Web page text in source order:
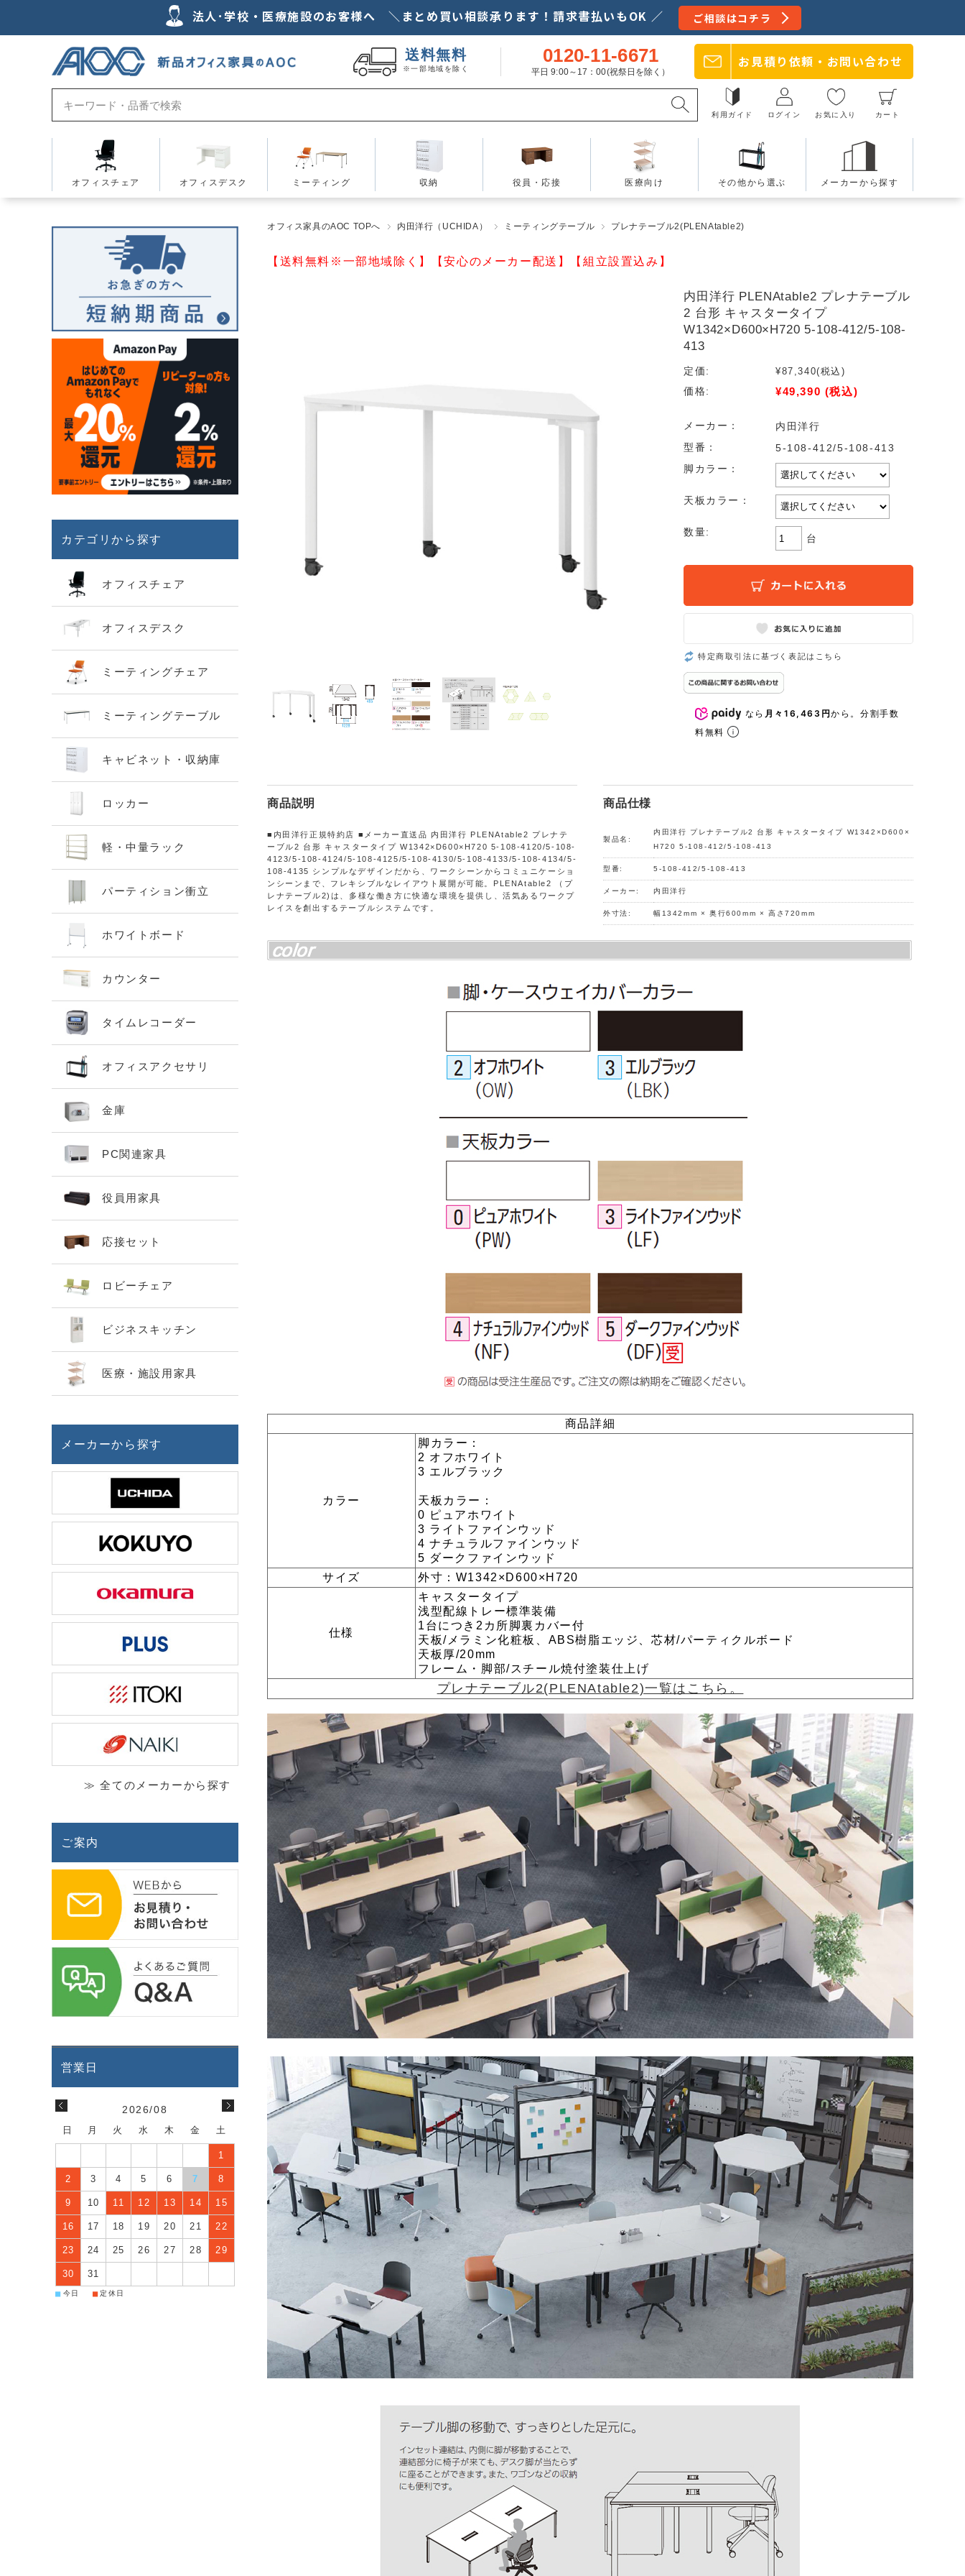
法人･学校・医療施設のお客様へ ＼まとめ買い相談承ります！請求書払いもOK ／ ご相談はコチラ
送料無料
※一部地域を除く
0120-11-6671
平日 9:00～17：00(祝祭日を除く）
お見積り依頼・ お問い合わせ
利用ガイド ログイン お気に入り カート
オフィスチェア オフィスデスク ミーティング 収納 役員・応接 医療向け その他から選ぶ メーカーから探す
オフィス家具のAOC TOPへ 内田洋行（UCHIDA） ミーティングテーブル プレナテーブル2(PLENAtable2)
【送料無料※一部地域除く】【安心のメーカー配送】【組立設置込み】
内田洋行 PLENAtable2 プレナテーブル
2 台形 キャスタータイプ
W1342×D600×H720 5-108-412/5-108-
413
定価: ¥87,340(税込)
価格:
¥49,390 (税込)
メーカー：
内田洋行
型番：
5-108-412/5-108-413
脚カラー：
天板カラー：
数量:
台
特定商取引法に基づく表記はこちら
なら 月々16,463円から。分割手数
料無料
商品説明
■内田洋行正規特約店 ■メーカー直送品 内田洋行 PLENAtable2 プレナテ
ーブル2 台形 キャスタータイプ W1342×D600×H720 5-108-4120/5-108-
4123/5-108-4124/5-108-4125/5-108-4130/5-108-4133/5-108-4134/5-
108-4135 シンプルなデザインだから、ワークシーンからコミュニケーショ
ンシーンまで、フレキシブルなレイアウト展開が可能。PLENAtable2 （プ
レナテーブル2)は、多様な働き方に快適な環境を提供し、活気あるワークプ
レイスを創出するテーブルシステムです。
商品仕様
製品名:
内田洋行 プレナテーブル2 台形 キャスタータイプ W1342×D600×
H720 5-108-412/5-108-413
型番: 5-108-412/5-108-413
メーカー: 内田洋行
外寸法: 幅1342mm × 奥行600mm × 高さ720mm
商品詳細
カラー
脚カラー：
2 オフホワイト
3 エルブラック
天板カラー：
0 ピュアホワイト
3 ライトファインウッド
4 ナチュラルファインウッド
5 ダークファインウッド
サイズ
外寸：W1342×D600×H720
仕様
キャスタータイプ
浅型配線トレー標準装備
1台につき2カ所脚裏カバー付
天板/メラミン化粧板、ABS樹脂エッジ、芯材/パーティクルボード
天板厚/20mm
フレーム・脚部/スチール焼付塗装仕上げ
プレナテーブル2(PLENAtable2)一覧はこちら。
カテゴリから探す
オフィスチェア
オフィスデスク
ミーティングチェア
ミーティングテーブル
キャビネット・収納庫
ロッカー
軽・中量ラック
パーティション衝立
ホワイトボード
カウンター
タイムレコーダー
オフィスアクセサリ
金庫
PC関連家具
役員用家具
応接セット
ロビーチェア
ビジネスキッチン
医療・施設用家具
メーカーから探す
≫ 全てのメーカーから探す
ご案内
2026/08
日 月 火 水 木 金 土
1
2 3 4 5 6 7 8
9 10 11 12 13 14 15
16 17 18 19 20 21 22
23 24 25 26 27 28 29
30 31
■ 今日 ■ 定休日